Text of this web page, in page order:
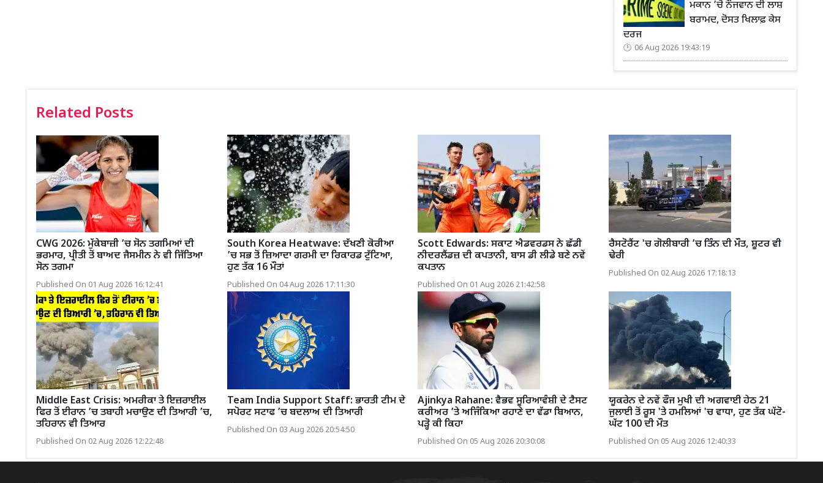
ਮਕਾਨ ’ਚੋਂ ਨੌਜਵਾਨ ਦੀ ਲਾਸ਼
ਬਰਾਮਦ, ਦੋਸਤ ਖਿਲਾਫ਼ ਕੇਸ
ਦਰਜ
06 Aug 2026 19:43:19
Related Posts
CWG 2026: ਮੁੱਕੇਬਾਜ਼ੀ ’ਚ ਸੋਨ ਤਗਮਿਆਂ ਦੀ
ਭਰਮਾਰ, ਪ੍ਰੀਤੀ ਤੋਂ ਬਾਅਦ ਜੈਸਮੀਨ ਨੇ ਵੀ ਜਿੱਤਿਆ
ਸੋਨ ਤਗਮਾ
Published On 01 Aug 2026 16:12:41
South Korea Heatwave: ਦੱਖਣੀ ਕੋਰੀਆ
’ਚ ਸਭ ਤੋਂ ਜ਼ਿਆਦਾ ਗਰਮੀ ਦਾ ਰਿਕਾਰਡ ਟੁੱਟਿਆ,
ਹੁਣ ਤੱਕ 16 ਮੌਤਾਂ
Published On 04 Aug 2026 17:11:30
Scott Edwards: ਸਕਾਟ ਐਡਵਰਡਸ ਨੇ ਛੱਡੀ
ਨੀਦਰਲੈਂਡਜ਼ ਦੀ ਕਪਤਾਨੀ, ਬਾਸ ਡੀ ਲੀਡੇ ਬਣੇ ਨਵੇਂ
ਕਪਤਾਨ
Published On 01 Aug 2026 21:42:58
ਰੈਸਟੋਰੈਂਟ 'ਚ ਗੋਲੀਬਾਰੀ ’ਚ ਤਿੰਨ ਦੀ ਮੌਤ, ਸ਼ੂਟਰ ਵੀ
ਢੇਰੀ
Published On 02 Aug 2026 17:18:13
Middle East Crisis: ਅਮਰੀਕਾ ਤੇ ਇਜ਼ਰਾਈਲ
ਫਿਰ ਤੋਂ ਈਰਾਨ ’ਚ ਤਬਾਹੀ ਮਚਾਉਣ ਦੀ ਤਿਆਰੀ ’ਚ,
ਤਹਿਰਾਨ ਵੀ ਤਿਆਰ
Published On 02 Aug 2026 12:22:48
Team India Support Staff: ਭਾਰਤੀ ਟੀਮ ਦੇ
ਸਪੋਰਟ ਸਟਾਫ ’ਚ ਬਦਲਾਅ ਦੀ ਤਿਆਰੀ
Published On 03 Aug 2026 20:54:50
Ajinkya Rahane: ਵੈਭਵ ਸੂਰਿਆਵੰਸ਼ੀ ਦੇ ਟੈਸਟ
ਕਰੀਅਰ ’ਤੇ ਅਜਿੰਕਿਆ ਰਹਾਣੇ ਦਾ ਵੱਡਾ ਬਿਆਨ,
ਪੜ੍ਹੋ ਕੀ ਕਿਹਾ
Published On 05 Aug 2026 20:30:08
ਯੂਕਰੇਨ ਦੇ ਨਵੇਂ ਫੌਜ ਮੁਖੀ ਦੀ ਅਗਵਾਈ ਹੇਠ 21
ਜੁਲਾਈ ਤੋਂ ਰੂਸ 'ਤੇ ਹਮਲਿਆਂ 'ਚ ਵਾਧਾ, ਹੁਣ ਤੱਕ ਘੱਟੋ-
ਘੱਟ 100 ਦੀ ਮੌਤ
Published On 05 Aug 2026 12:40:33